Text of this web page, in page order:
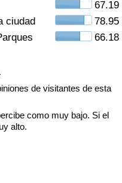
67.19
ciudad
78.95
66.18
de visitantes de esta
como muy bajo. Si el
alto.